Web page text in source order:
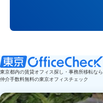
東京都内の賃貸オフィス探し・事務所移転なら
仲介手数料無料の東京オフィスチェック